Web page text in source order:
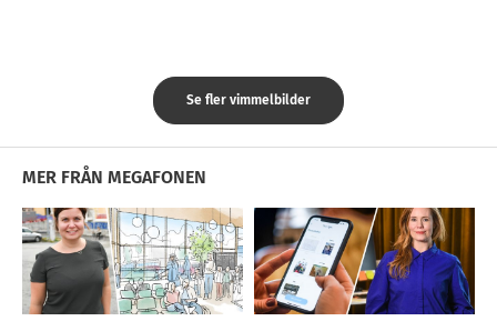
Se fler vimmelbilder
MER FRÅN MEGAFONEN